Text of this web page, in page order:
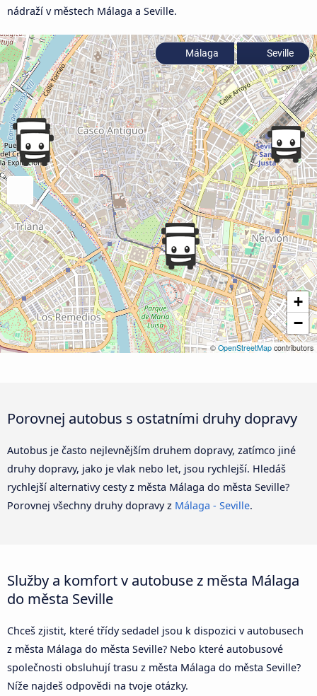
nádraží v městech Málaga a Seville.
+
−
© OpenStreetMap contributors
Málaga Seville
Porovnej autobus s ostatními druhy dopravy
Autobus je často nejlevnějším druhem dopravy, zatímco jiné
druhy dopravy, jako je vlak nebo let, jsou rychlejší. Hledáš
rychlejší alternativy cesty z města Málaga do města Seville?
Porovnej všechny druhy dopravy z Málaga - Seville.
Služby a komfort v autobuse z města Málaga
do města Seville
Chceš zjistit, které třídy sedadel jsou k dispozici v autobusech
z města Málaga do města Seville? Nebo které autobusové
společnosti obsluhují trasu z města Málaga do města Seville?
Níže najdeš odpovědi na tvoje otázky.